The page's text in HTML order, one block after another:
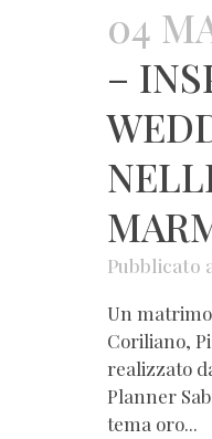
04
–
Pubblicato
Un
Coriliano,
realizzato
Planner
tema oro...